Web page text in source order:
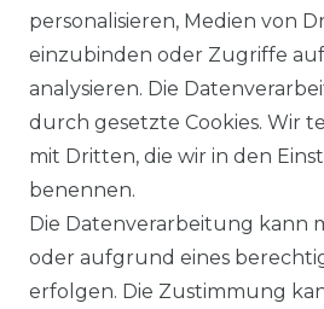
HILFE
KONTAKT
ANFAHRT
WIDERRUFS­FORMULAR
personalisieren, Medien von
einzubinden oder Zugriffe
analysieren. Die
durch gesetzte Cookies. Wir
mit Dritten, die wir in den
benennen.
Die Datenverarbeitung kann
oder aufgrund eines
erfolgen. Die Zustimmung